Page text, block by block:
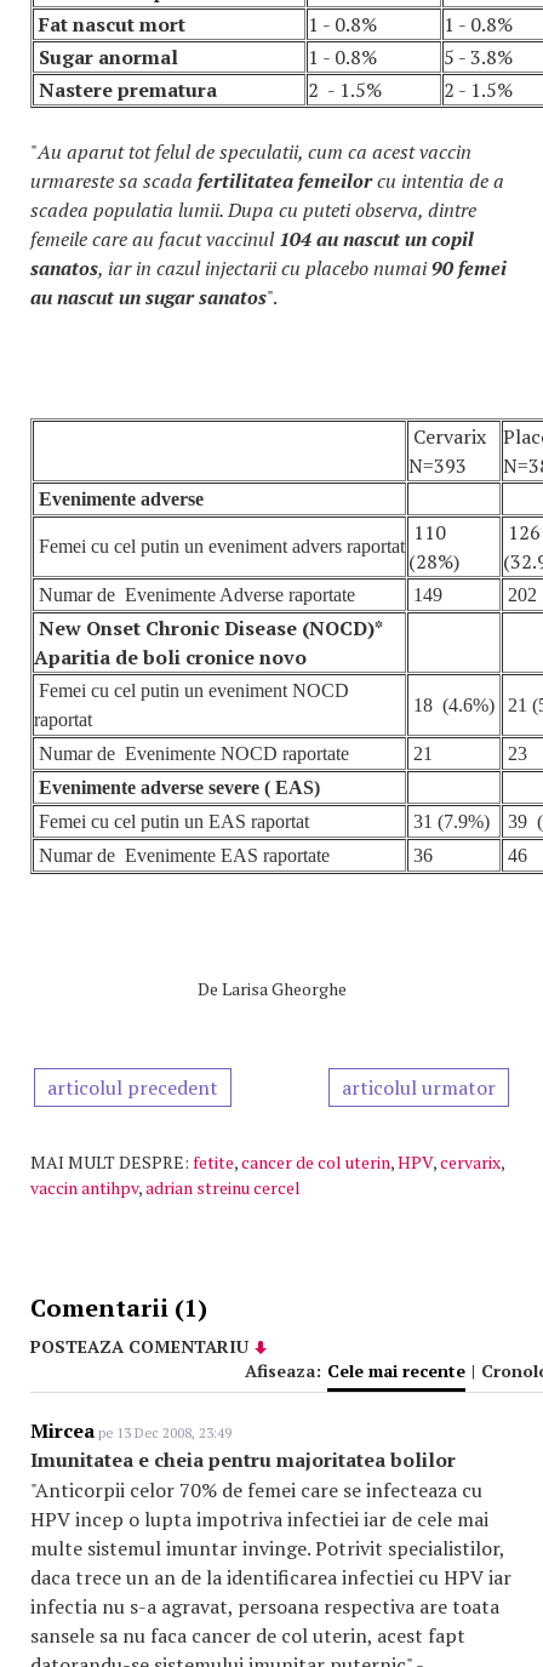
Fat nascut mort
1 - 0.8%
1 - 0.8%
Sugar anormal
1 - 0.8%
5 - 3.8%
Nastere prematura
2 - 1.5% 2 - 1.5%
"Au aparut tot felul de speculatii, cum ca acest vaccin
urmareste sa scada fertilitatea femeilorcu intentia de a
scadea populatia lumii. Dupa cu puteti observa, dintre
femeile care au facut vaccinul104 au nascut un copil
sanatos, iar in cazul injectarii cu placebo numai90 femei
au nascut un sugar sanatos".
Cervarix
N=393
Evenimente adverse
Femei cu cel putin un eveniment advers raportat
110
(28%)
126
Numar de Evenimente Adverse raportate 149 202
New Onset Chronic Disease (NOCD)*
Aparitia de boli cronice novo
Femei cu cel putin un eveniment NOCD
raportat
18 (4.6%) 21
Numar de Evenimente NOCD raportate 21
23
Evenimente adverse severe ( EAS)
Femei cu cel putin un EAS raportat
31 (7.9%)
39
Numar de Evenimente EAS raportate 36 46
De Larisa Gheorghe
articolul precedent articolul urmator
MAI MULT DESPRE: fetite,cancer de col uterin,HPV,cervarix,
vaccin antihpv,adrian streinu cercel
Comentarii (1)
POSTEAZA COMENTARIU
Afiseaza: Cele mai recente |
Mircea pe 13 Dec 2008, 23:49
Imunitatea e cheia pentru majoritatea bolilor
"Anticorpii celor 70% de femei care se infecteaza cu
HPV incep o lupta impotriva infectiei iar de cele mai
multe sistemul imuntar invinge. Potrivit specialistilor,
daca trece un an de la identificarea infectiei cu HPV iar
infectia nu s-a agravat, persoana respectiva are toata
sansele sa nu faca cancer de col uterin, acest fapt